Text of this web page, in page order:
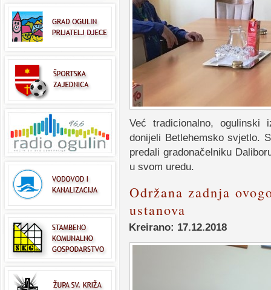
Već tradicionalno,
donijeli Betlehemsko svjetlo.
predali gradonačelniku
u svom uredu.
Održana zadnja
ustanova
Kreirano: 17.12.2018